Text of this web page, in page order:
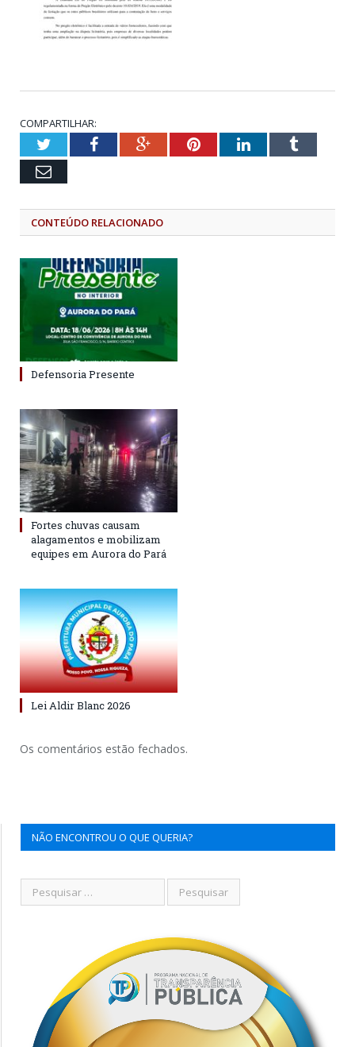
COMPARTILHAR:
TwitterFacebookGoogle+PinterestLinkedInTumblr
Email
CONTEÚDO RELACIONADO
Defensoria Presente
Fortes chuvas causam
alagamentos e mobilizam
equipes em Aurora do Pará
Lei Aldir Blanc 2026
Os comentários estão fechados.
NÃO ENCONTROU O QUE QUERIA?